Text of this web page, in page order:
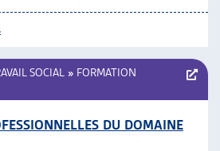
SOCIAL » FORMATION
DU DOMAINE